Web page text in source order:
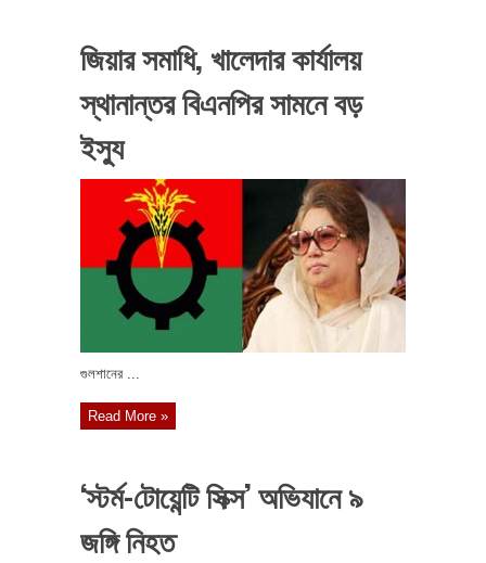
জিয়ার সমাধি, খালেদার কার্যালয়
স্থানান্তর বিএনপির সামনে বড়
ইস্যু
গুলশানের ...
Read More »
‘স্টর্ম-টোয়েন্টি সিক্স’ অভিযানে ৯
জঙ্গি নিহত